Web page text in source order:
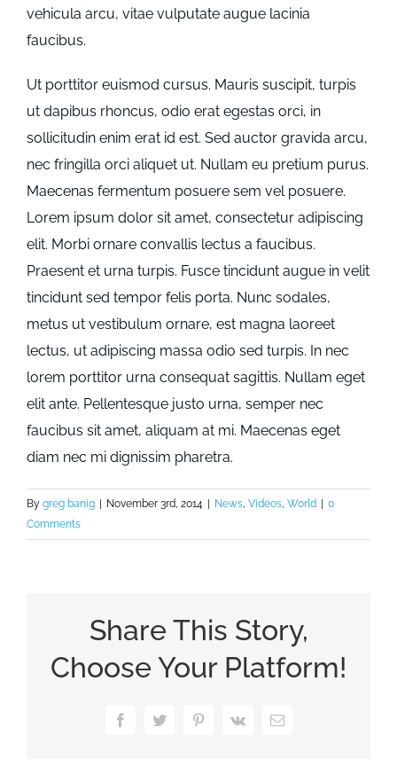
vehicula arcu, vitae vulputate augue lacinia
faucibus.
Ut porttitor euismod cursus. Mauris suscipit, turpis
ut dapibus rhoncus, odio erat egestas orci, in
sollicitudin enim erat id est. Sed auctor gravida arcu,
nec fringilla orci aliquet ut. Nullam eu pretium purus.
Maecenas fermentum posuere sem vel posuere.
Lorem ipsum dolor sit amet, consectetur adipiscing
elit. Morbi ornare convallis lectus a faucibus.
Praesent et urna turpis. Fusce tincidunt augue in velit
tincidunt sed tempor felis porta. Nunc sodales,
metus ut vestibulum ornare, est magna laoreet
lectus, ut adipiscing massa odio sed turpis. In nec
lorem porttitor urna consequat sagittis. Nullam eget
elit ante. Pellentesque justo urna, semper nec
faucibus sit amet, aliquam at mi. Maecenas eget
diam nec mi dignissim pharetra.
By greg banig November 3rd, 2014 News, Videos, World
0
Comments
Share This Story,
Choose Your Platform!
FacebookTwitterPinterest
Vk Email